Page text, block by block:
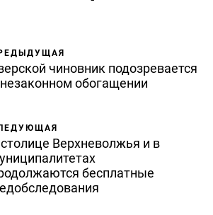
чиновник подозревается
обогащении
Верхневолжья и в
бесплатные